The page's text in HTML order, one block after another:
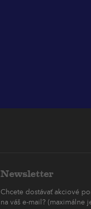
Newsletter
Chcete dostávať akciové
na váš e-mail? (maximálne